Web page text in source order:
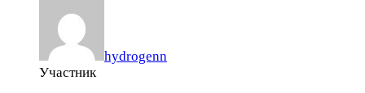
hydrogenn
Участник